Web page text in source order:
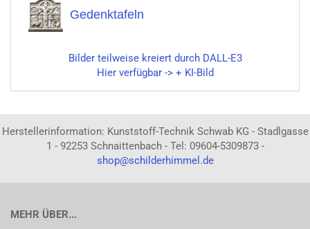
Gedenktafeln
Bilder teilweise kreiert durch DALL-E3
Hier verfügbar -> + KI-Bild
Herstellerinformation: Kunststoff-Technik Schwab KG - Stadlgasse
1 - 92253 Schnaittenbach - Tel: 09604-5309873 -
shop@schilderhimmel.de
MEHR ÜBER...